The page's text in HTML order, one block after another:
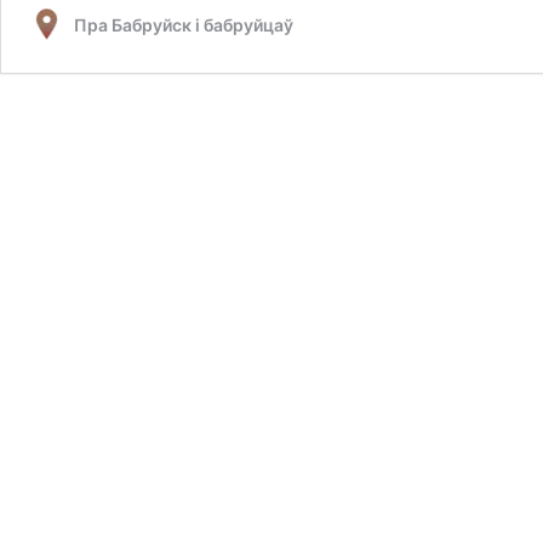
Пра Бабруйск і бабруйцаў